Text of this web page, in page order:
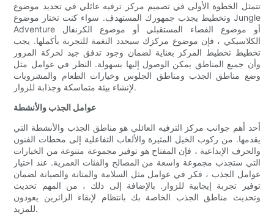
تتمثل الخطوة الأولى في تصميم مركز ترفيه عائلي في تحديد موضوع
وتخطيط يجذب جمهورك المستهدف. سواء كنت تختار موضوع Jungle
Adventure أو موضوع الفضاء المستقبلي أو موضوع الكرنفال
الكلاسيكي ، فإن موضوع مركزك سيحدد النغمة للتجربة بأكملها. يجب
تخطيط تخطيط المركز بعناية لضمان وجود تدفق جيد لحركة المرور
وأن جميع المناطق يمكن الوصول إليها بسهولة. النظر في عوامل مثل
وضع مناطق الجذب ومناطق الجلوس وخيارات الطعام والمشروبات
لإنشاء بيئة متماسكة وجذابة للزوار.
عوامل الجذب والأنشطة
أحد أهم جوانب مركز الترفيه العائلي هو مناطق الجذب والأنشطة التي
يقدمها. من ركوب الخيل المثيرة والألعاب التفاعلية إلى محطات الفنون
والحرف الإبداعية ، فإن المفتاح هو توفير مجموعة متنوعة من الخيارات
التي ستجذب مجموعة واسعة من المصالح والفئات العمرية. عند اختيار
عوامل الجذب ، فكر في عوامل مثل السلامة والمتانة والصيانة لضمان
توفير تجربة إيجابية للزوار. بالإضافة إلى ذلك ، من المهم تحديث
وتحديث مناطق الجذب الخاصة بك بانتظام لإبقاء الزائرين يعودون
للمزيد.